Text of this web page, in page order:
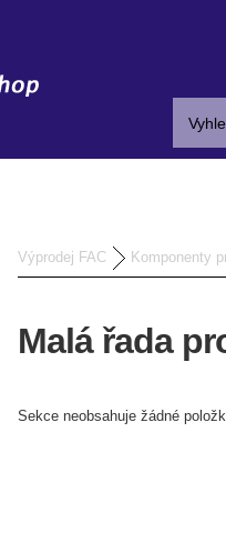
Výprodej FAC Komponenty
Malá řada
Sekce neobsahuje žádné